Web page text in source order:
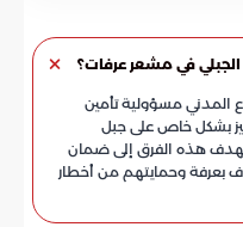
الجبلي في مشعر عرفات؟
المدني مسؤولية تأمين
بشكل خاص على جبل
تهدف هذه الفرق إلى ضمان
بعرفة وحمايتهم من أخطار